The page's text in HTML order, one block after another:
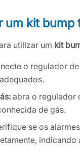
um kit bump
utilizar um kit
o regulador
abra o regulador
de gás.
se os
indicando